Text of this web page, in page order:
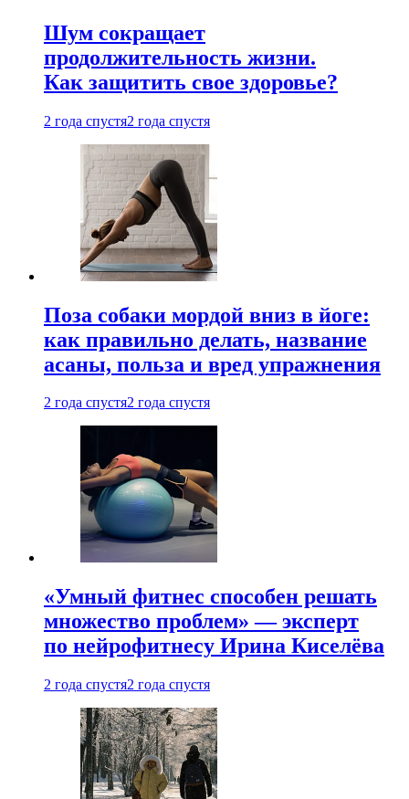
Шум сокращает
продолжительность жизни.
Как защитить свое здоровье?
2 года спустя2 года спустя
Поза собаки мордой вниз в йоге:
как правильно делать, название
асаны, польза и вред упражнения
2 года спустя2 года спустя
«Умный фитнес способен решать
множество проблем» — эксперт
по нейрофитнесу Ирина Киселёва
2 года спустя2 года спустя